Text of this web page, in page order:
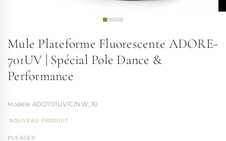
Mule Plateforme Fluorescente ADORE-
701UV | Spécial Pole Dance &
Performance
ADO701UV/C/NW_10
NOUVEAU PRODUIT
PLEASER